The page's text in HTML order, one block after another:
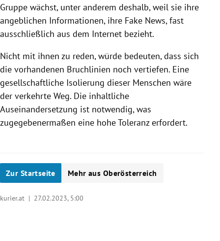
Gruppe wächst, unter anderem deshalb, weil sie ihre
angeblichen Informationen, ihre Fake News, fast
ausschließlich aus dem Internet bezieht.
Nicht mit ihnen zu reden, würde bedeuten, dass sich
die vorhandenen Bruchlinien noch vertiefen. Eine
gesellschaftliche Isolierung dieser Menschen wäre
der verkehrte Weg. Die inhaltliche
Auseinandersetzung ist notwendig, was
zugegebenermaßen eine hohe Toleranz erfordert.
Zur Startseite Mehr aus Oberösterreich
kurier.at | 27.02.2023, 5:00